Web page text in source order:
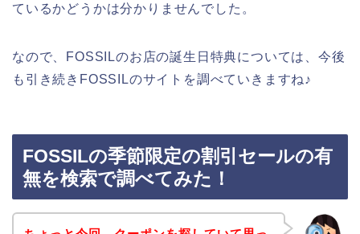
ているかどうかは分かりませんでした。
なので、FOSSILのお店の誕生日特典については、今後
も引き続きFOSSILのサイトを調べていきますね♪
FOSSILの季節限定の割引セールの有
無を検索で調べてみた！